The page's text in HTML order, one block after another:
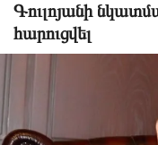
Գուլոյանի
հարուցվել